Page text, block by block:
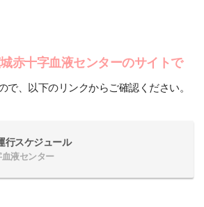
赤十字血液センターのサイトで
で、以下のリンクからご確認ください。
行スケジュール
液センター